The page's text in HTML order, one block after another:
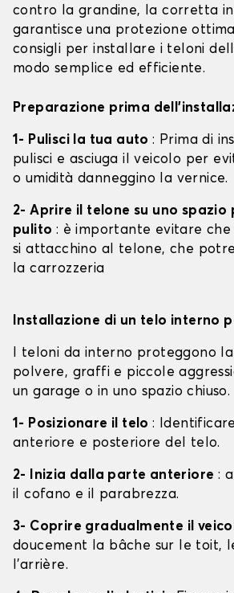
contro la grandine, la corretta
garantisce una protezione
consigli per installare i teloni
modo semplice ed efficiente.
Preparazione prima
1- Pulisci la tua auto: Prima di
pulisci e asciuga il veicolo per
o umidità danneggino la vernice.
2- Aprire il telone su uno
pulito : è importante evitare
si attacchino al telone, che
la carrozzeria
Installazione di un telo interno
I teloni da interno proteggono
polvere, graffi e piccole
un garage o in uno spazio chiuso.
1- Posizionare il telo:
anteriore e posteriore del telo.
2- Inizia dalla parte anteriore :
il cofano e il parabrezza.
3- Coprire gradualmente il
doucement la bâche sur le toit,
l'arrière.